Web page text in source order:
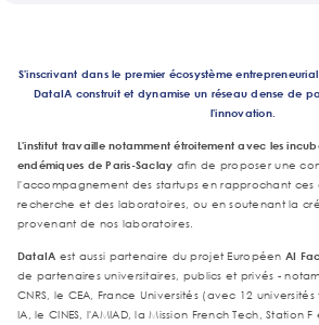
S'inscrivant dans le premier écosystème
DataIA construit et dynamise un réseau dense de
l'innovation.
L'institut travaille notamment étroitement avec les
endémiques de Paris-Saclay afin de proposer une
l'accompagnement des startups en rapprochant
recherche et des laboratoires, ou en soutenant la
provenant de nos laboratoires.
DataIA est aussi partenaire du projet Européen AI
de partenaires universitaires, publics et privés -
CNRS, le CEA, France Universités (avec 12
IA, le CINES, l'AMIAD, la Mission French Tech, Station